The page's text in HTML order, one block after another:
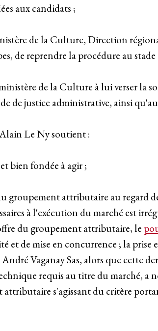
aux candidats ;
de la Culture, Direction
de reprendre la procédure au
de la Culture à lui verser la
de justice administrative, ainsi
Le Ny soutient :
bien fondée à agir ;
groupement attributaire au regard
à l'exécution du marché est
du groupement attributaire, le
et de mise en concurrence ; la prise
Vaganay Sas, alors que cette
requis au titre du marché, a
s'agissant du critère